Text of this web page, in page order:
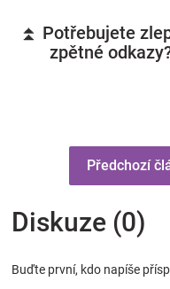
⏫ Potřebujete
zpětné
Předchozí
Diskuze (0)
Buďte první, kdo napíše